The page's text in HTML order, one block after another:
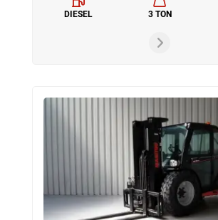
DIESEL 3 TON